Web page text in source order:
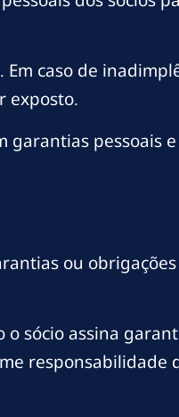
caso de
exposto.
garantias pessoais
ou obrigações
sócio assina
responsabilidade